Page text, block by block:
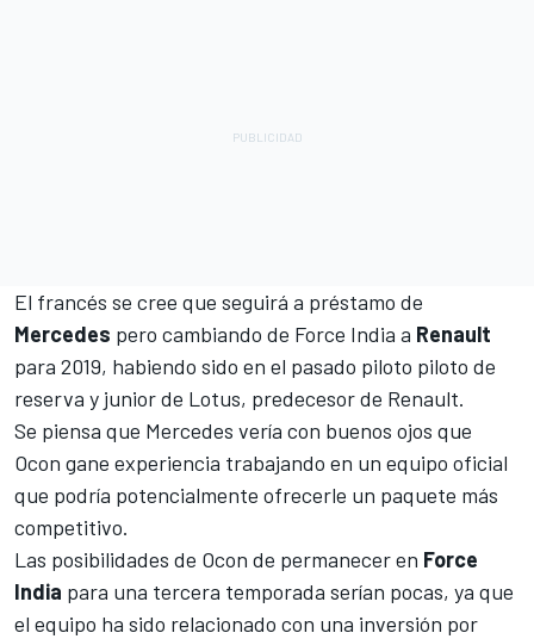
El francés se cree que seguirá a préstamo de
Mercedes pero cambiando de Force India a Renault
para 2019, habiendo sido en el pasado piloto piloto de
reserva y junior de Lotus, predecesor de Renault.
Se piensa que Mercedes vería con buenos ojos que
Ocon gane experiencia trabajando en un equipo oficial
que podría potencialmente ofrecerle un paquete más
competitivo.
Las posibilidades de Ocon de permanecer en Force
India para una tercera temporada serían pocas, ya que
el equipo ha sido relacionado con una inversión por